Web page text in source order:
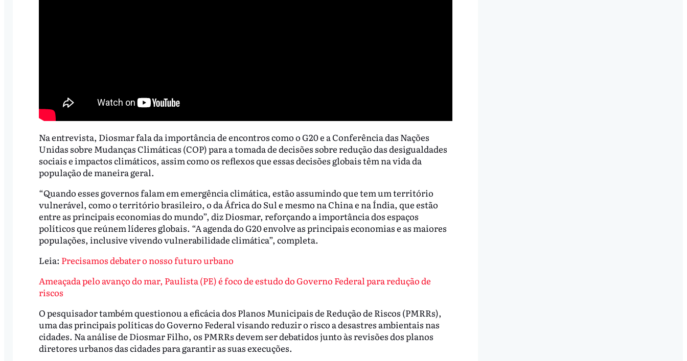
Na entrevista, Diosmar fala da importância de encontros como o G20 e a Conferência das Nações
Unidas sobre Mudanças Climáticas (COP) para a tomada de decisões sobre redução das desigualdades
sociais e impactos climáticos, assim como os reflexos que essas decisões globais têm na vida da
população de maneira geral.
“Quando esses governos falam em emergência climática, estão assumindo que tem um território
vulnerável, como o território brasileiro, o da África do Sul e mesmo na China e na Índia, que estão
entre as principais economias do mundo”, diz Diosmar, reforçando a importância dos espaços
políticos que reúnem líderes globais. “A agenda do G20 envolve as principais economias e as maiores
populações, inclusive vivendo vulnerabilidade climática”, completa.
Leia: Precisamos debater o nosso futuro urbano
Ameaçada pelo avanço do mar, Paulista (PE) é foco de estudo do Governo Federal para redução de
riscos
O pesquisador também questionou a eficácia dos Planos Municipais de Redução de Riscos (PMRRs),
uma das principais políticas do Governo Federal visando reduzir o risco a desastres ambientais nas
cidades. Na análise de Diosmar Filho, os PMRRs devem ser debatidos junto às revisões dos planos
diretores urbanos das cidades para garantir as suas execuções.